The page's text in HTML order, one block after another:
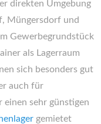
direkten Umgebung
Müngersdorf und
Gewerbegrundstück
als Lagerraum
sich besonders gut
auch für
einen sehr günstigen
gemietet